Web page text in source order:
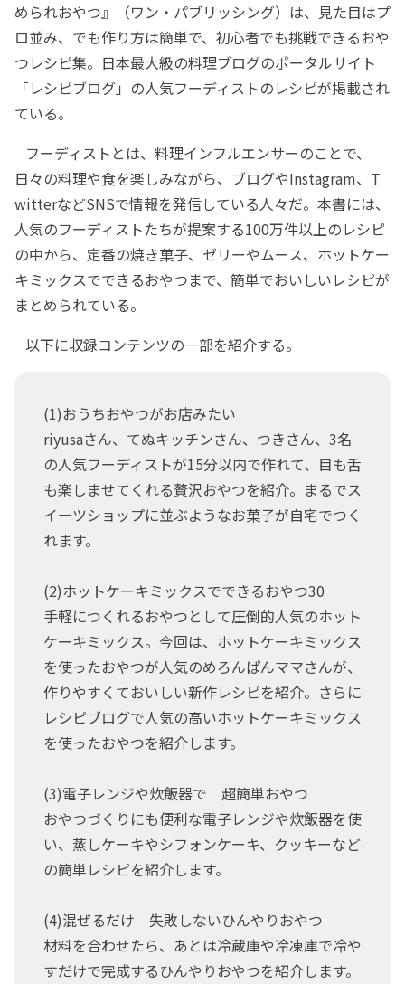
められおやつ』（ワン・パブリッシング）は、見た目はプ
ロ並み、でも作り方は簡単で、初心者でも挑戦できるおや
つレシピ集。日本最大級の料理ブログのポータルサイト
「レシピブログ」の人気フーディストのレシピが掲載され
ている。
フーディストとは、料理インフルエンサーのことで、
日々の料理や食を楽しみながら、ブログやInstagram、T
witterなどSNSで情報を発信している人々だ。本書には、
人気のフーディストたちが提案する100万件以上のレシピ
の中から、定番の焼き菓子、ゼリーやムース、ホットケー
キミックスでできるおやつまで、簡単でおいしいレシピが
まとめられている。
以下に収録コンテンツの一部を紹介する。
(1)おうちおやつがお店みたい
riyusaさん、てぬキッチンさん、つきさん、3名
の人気フーディストが15分以内で作れて、目も舌
も楽しませてくれる贅沢おやつを紹介。まるでス
イーツショップに並ぶようなお菓子が自宅でつく
れます。
(2)ホットケーキミックスでできるおやつ30
手軽につくれるおやつとして圧倒的人気のホット
ケーキミックス。今回は、ホットケーキミックス
を使ったおやつが人気のめろんぱんママさんが、
作りやすくておいしい新作レシピを紹介。さらに
レシピブログで人気の高いホットケーキミックス
を使ったおやつを紹介します。
(3)電子レンジや炊飯器で 超簡単おやつ
おやつづくりにも便利な電子レンジや炊飯器を使
い、蒸しケーキやシフォンケーキ、クッキーなど
の簡単レシピを紹介します。
(4)混ぜるだけ 失敗しないひんやりおやつ
材料を合わせたら、あとは冷蔵庫や冷凍庫で冷や
すだけで完成するひんやりおやつを紹介します。